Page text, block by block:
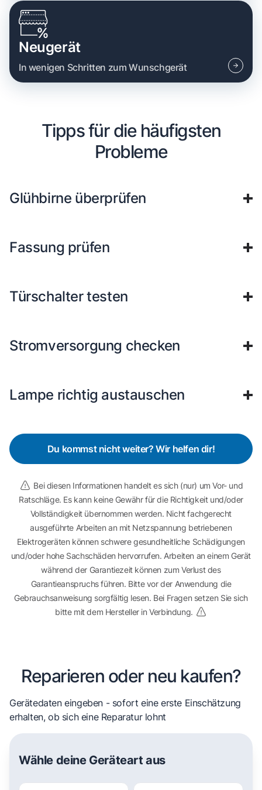
Neugerät
In wenigen Schritten zum Wunschgerät
Tipps für die häufigsten
Probleme
Glühbirne überprüfen
Fassung prüfen
Türschalter testen
Stromversorgung checken
Lampe richtig austauschen
Du kommst nicht weiter? Wir helfen dir!
Bei diesen Informationen handelt es sich (nur) um Vor- und
Ratschläge. Es kann keine Gewähr für die Richtigkeit und/oder
Vollständigkeit übernommen werden. Nicht fachgerecht
ausgeführte Arbeiten an mit Netzspannung betriebenen
Elektrogeräten können schwere gesundheitliche Schädigungen
und/oder hohe Sachschäden hervorrufen. Arbeiten an einem Gerät
während der Garantiezeit können zum Verlust des
Garantieanspruchs führen. Bitte vor der Anwendung die
Gebrauchsanweisung sorgfältig lesen. Bei Fragen setzen Sie sich
bitte mit dem Hersteller in Verbindung.
Reparieren oder neu kaufen?
Gerätedaten eingeben - sofort eine erste Einschätzung
erhalten, ob sich eine Reparatur lohnt
Wähle deine Geräteart aus